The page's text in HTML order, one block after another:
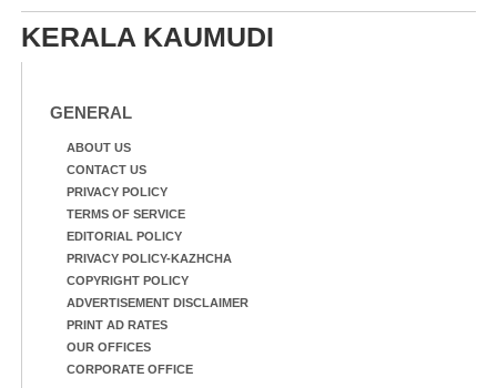
KERALA KAUMUDI
GENERAL
ABOUT US
CONTACT US
PRIVACY POLICY
TERMS OF SERVICE
EDITORIAL POLICY
PRIVACY POLICY-KAZHCHA
COPYRIGHT POLICY
ADVERTISEMENT DISCLAIMER
PRINT AD RATES
OUR OFFICES
CORPORATE OFFICE